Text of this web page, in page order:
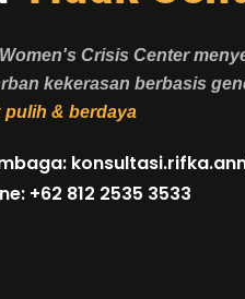
Crisis Center
kekerasan berbasis
pulih & berdaya
+62 812 2535 3533